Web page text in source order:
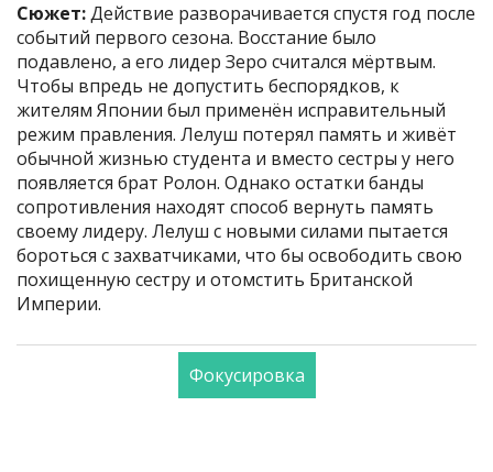
Сюжет:Действие разворачивается спустя год после
событий первого сезона. Восстание было
подавлено, а его лидер Зеро считался мёртвым.
Чтобы впредь не допустить беспорядков, к
жителям Японии был применён исправительный
режим правления. Лелуш потерял память и живёт
обычной жизнью студента и вместо сестры у него
появляется брат Ролон. Однако остатки банды
сопротивления находят способ вернуть память
своему лидеру. Лелуш с новыми силами пытается
бороться с захватчиками, что бы освободить свою
похищенную сестру и отомстить Британской
Империи.
Фокусировка